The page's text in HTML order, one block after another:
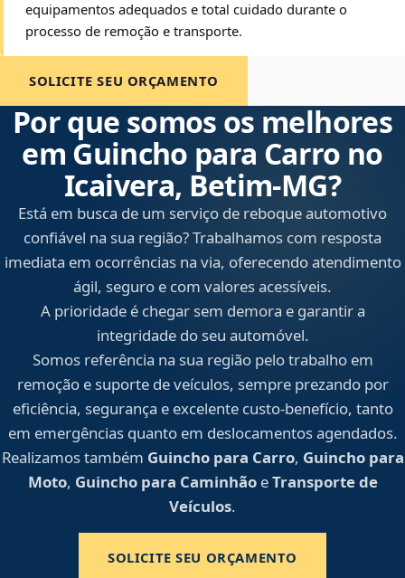
equipamentos adequados e total cuidado durante o
processo de remoção e transporte.
SOLICITE SEU ORÇAMENTO
Por que somos os melhores
em Guincho para Carro no
Icaivera, Betim‑MG?
Está em busca de um serviço de reboque automotivo
confiável na sua região? Trabalhamos com resposta
imediata em ocorrências na via, oferecendo atendimento
ágil, seguro e com valores acessíveis.
A prioridade é chegar sem demora e garantir a
integridade do seu automóvel.
Somos referência na sua região pelo trabalho em
remoção e suporte de veículos, sempre prezando por
eficiência, segurança e excelente custo-benefício, tanto
em emergências quanto em deslocamentos agendados.
Realizamos também Guincho para Carro, Guincho para
Moto, Guincho para CaminhãoeTransporte de
Veículos.
SOLICITE SEU ORÇAMENTO